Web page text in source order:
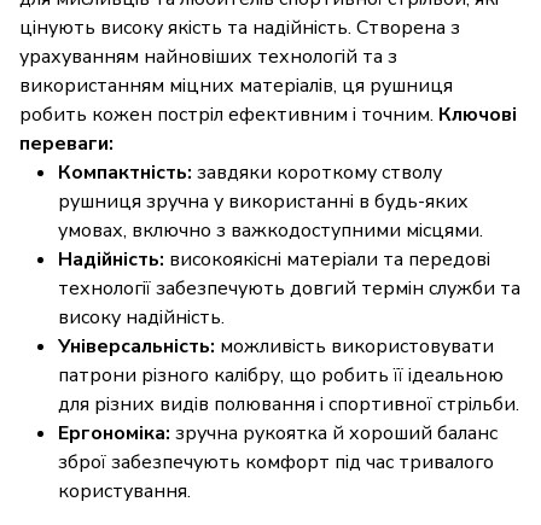
цінують високу якість та надійність. Створена з
урахуванням найновіших технологій та з
використанням міцних матеріалів, ця рушниця
робить кожен постріл ефективним і точним. Ключові
переваги:
Компактність: завдяки короткому стволу
рушниця зручна у використанні в будь-яких
умовах, включно з важкодоступними місцями.
Надійність: високоякісні матеріали та передові
технології забезпечують довгий термін служби та
високу надійність.
Універсальність: можливість використовувати
патрони різного калібру, що робить її ідеальною
для різних видів полювання і спортивної стрільби.
Ергономіка: зручна рукоятка й хороший баланс
зброї забезпечують комфорт під час тривалого
користування.